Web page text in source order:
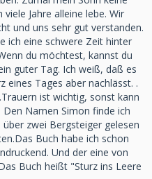
Jahre alleine lebe. Wir
und uns sehr gut verstanden.
ich eine schwere Zeit hinter
du möchtest, kannst du
guter Tag. Ich weiß, daß es
eines Tages aber nachlässt. .
ist wichtig, sonst kann
Namen Simon finde ich
zwei Bergsteiger gelesen
Buch habe ich schon
Und der eine von
Buch heißt "Sturz ins Leere